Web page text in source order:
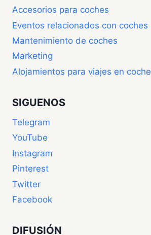
Accesorios para coches
Eventos relacionados con coches
Mantenimiento de coches
Marketing
Alojamientos para viajes en coche
SIGUENOS
Telegram
YouTube
Instagram
Pinterest
Twitter
Facebook
DIFUSIÓN